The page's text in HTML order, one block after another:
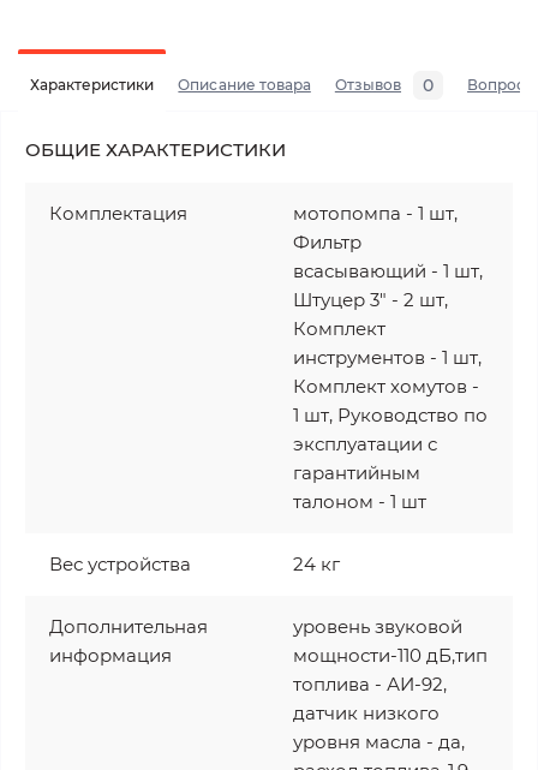
Характеристики Описание товара Отзывов 0 Вопросы
ОБЩИЕ ХАРАКТЕРИСТИКИ
Комплектация
мотопомпа - 1 шт,
Фильтр
всасывающий - 1 шт,
Штуцер 3" - 2 шт,
Комплект
инструментов - 1 шт,
Комплект хомутов -
1 шт, Руководство по
эксплуатации с
гарантийным
талоном - 1 шт
Вес устройства 24 кг
Дополнительная
информация
уровень звуковой
мощности-110 дБ,тип
топлива - АИ-92,
датчик низкого
уровня масла - да,